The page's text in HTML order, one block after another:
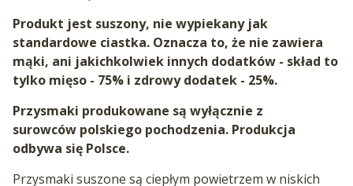
Produkt jest suszony, nie wypiekany jak
standardowe ciastka. Oznacza to, że nie zawiera
mąki, ani jakichkolwiek innych dodatków - skład to
tylko mięso - 75% i zdrowy dodatek - 25%.
Przysmaki produkowane są wyłącznie z
surowców polskiego pochodzenia. Produkcja
odbywa się Polsce.
Przysmaki suszone są ciepłym powietrzem w niskich